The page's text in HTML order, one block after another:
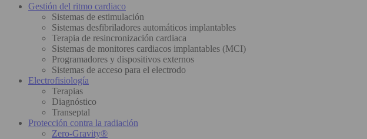
Gestión del ritmo cardiaco
Sistemas de estimulación
Sistemas desfibriladores automáticos implantables
Terapia de resincronización cardiaca
Sistemas de monitores cardiacos implantables (MCI)
Programadores y dispositivos externos
Sistemas de acceso para el electrodo
Electrofisiología
Terapias
Diagnóstico
Transeptal
Protección contra la radiación
Zero-Gravity®